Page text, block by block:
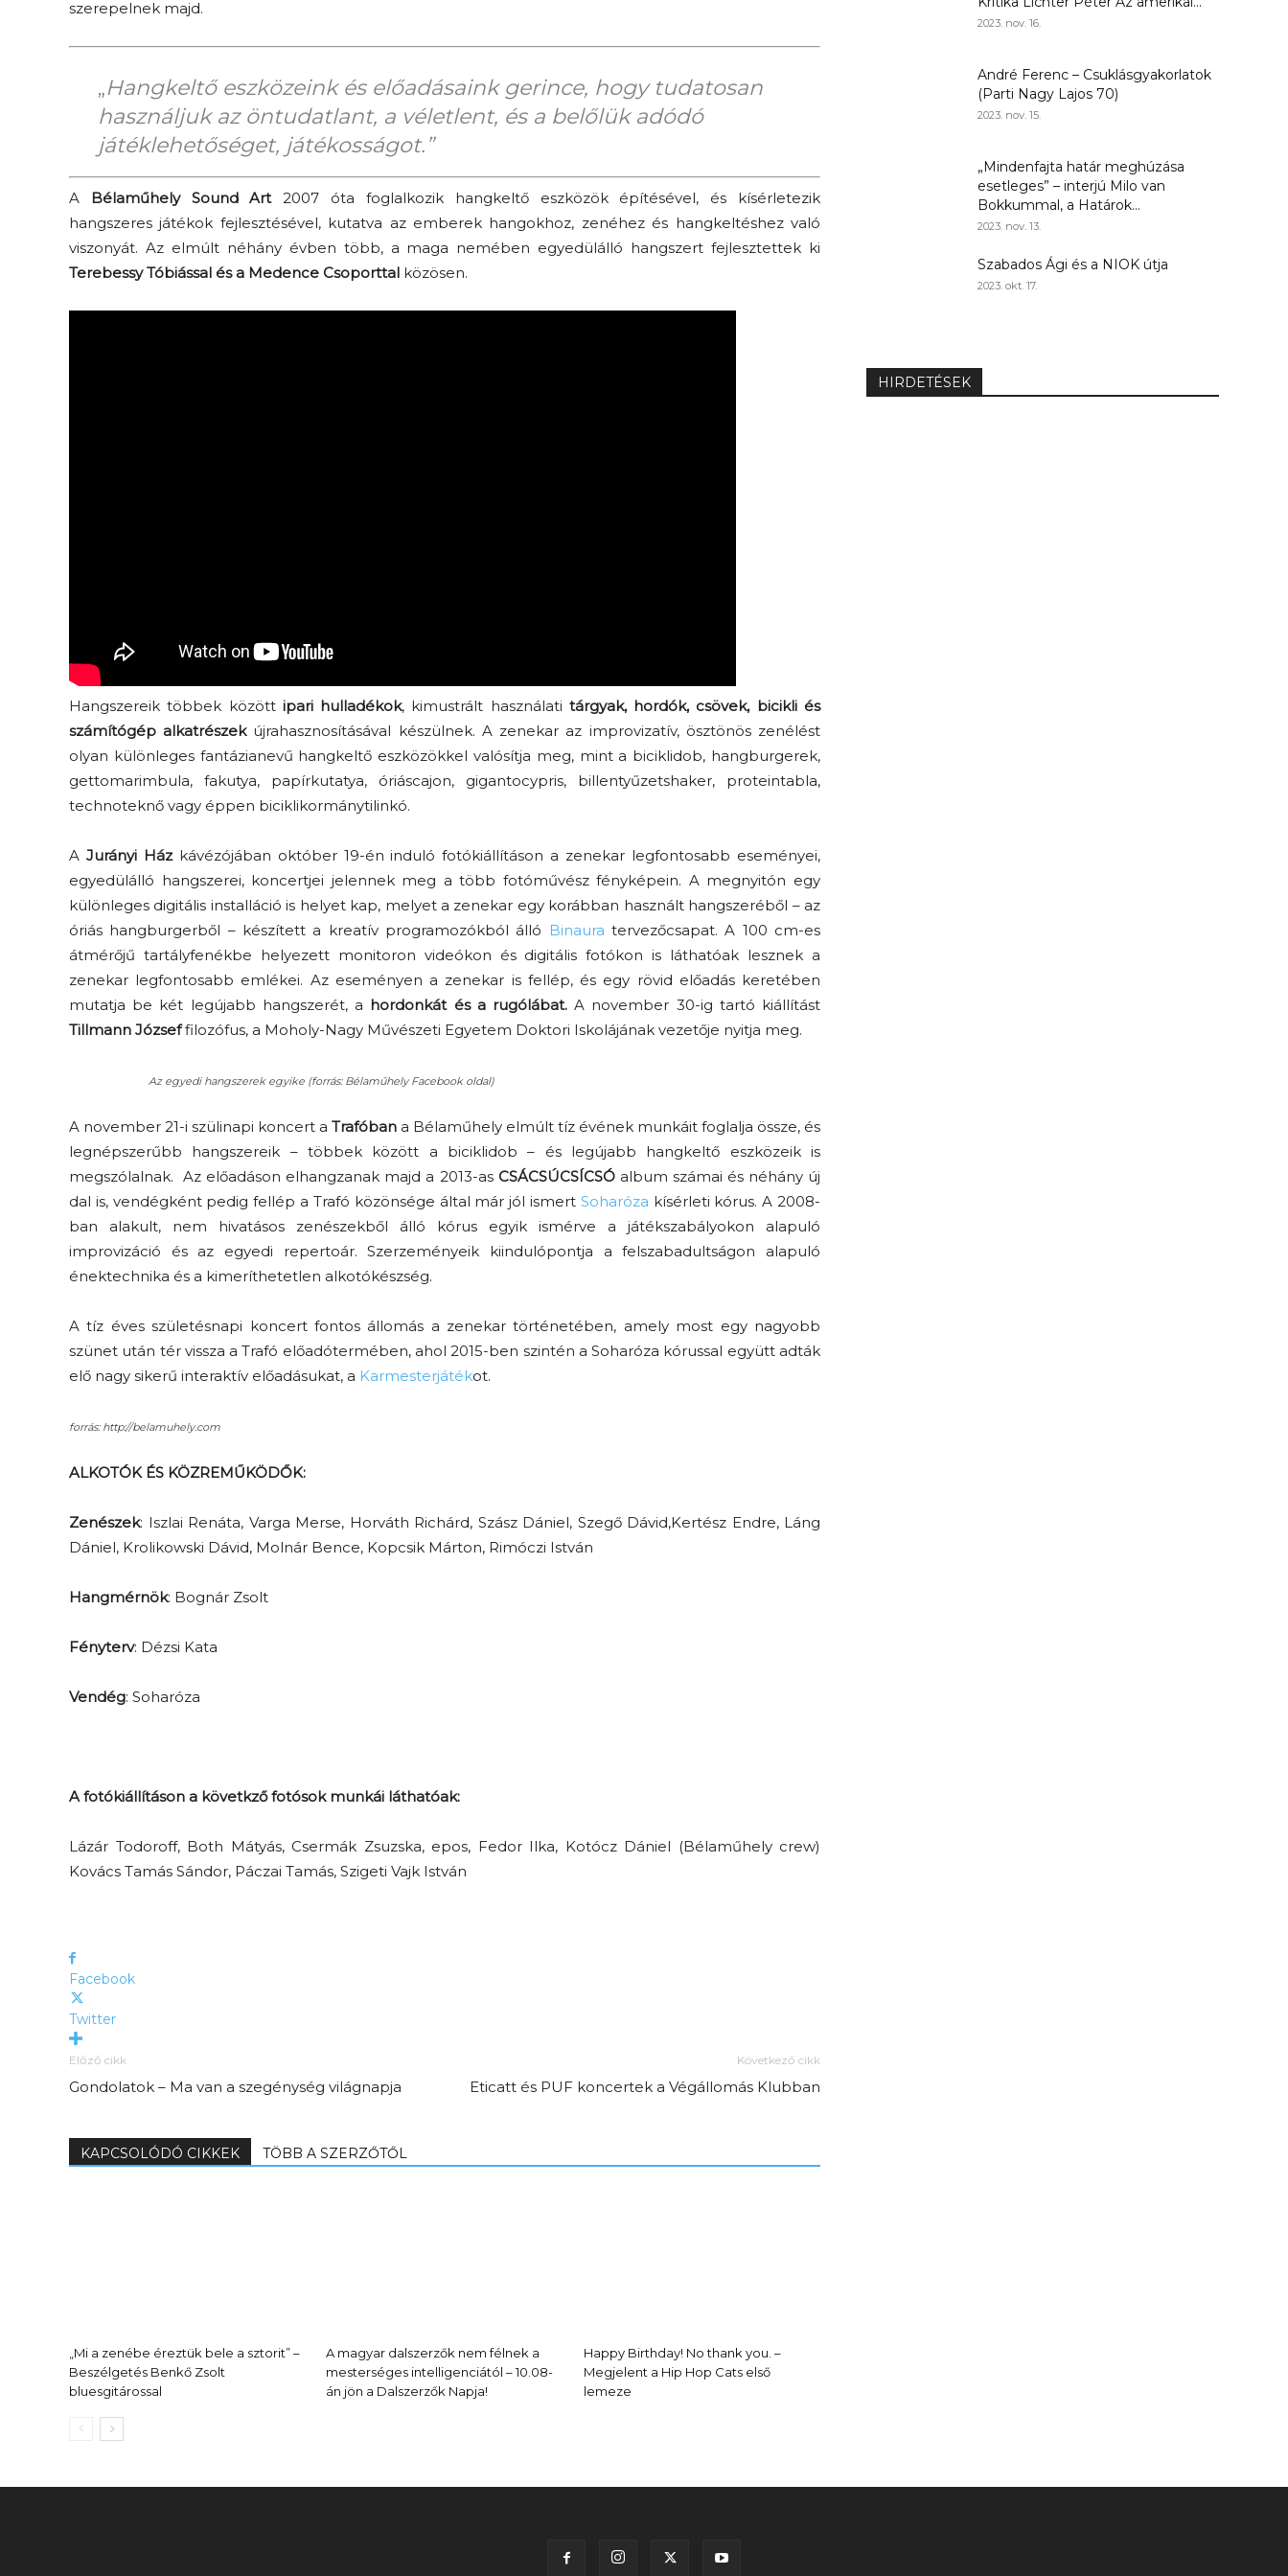
szerepelnek majd.
„Hangkeltő eszközeink és előadásaink gerince, hogy tudatosan
használjuk az öntudatlant, a véletlent, és a belőlük adódó
játéklehetőséget, játékosságot.”
A Bélaműhely Sound Art2007 óta foglalkozik hangkeltő eszközök építésével, és kísérletezik
hangszeres játékok fejlesztésével, kutatva az emberek hangokhoz, zenéhez és hangkeltéshez való
viszonyát. Az elmúlt néhány évben több, a maga nemében egyedülálló hangszert fejlesztettek ki
Terebessy Tóbiással és a Medence Csoporttal közösen.
Hangszereik többek között ipari hulladékok, kimustrált használati tárgyak, hordók, csövek, bicikli és
számítógép alkatrészekújrahasznosításával készülnek. A zenekar az improvizatív, ösztönös zenélést
olyan különleges fantázianevű hangkeltő eszközökkel valósítja meg, mint a biciklidob, hangburgerek,
gettomarimbula, fakutya, papírkutatya, óriáscajon, gigantocypris, billentyűzetshaker, proteintabla,
technoteknő vagy éppen biciklikormánytilinkó.
A Jurányi Házkávézójában október 19-én induló fotókiállításon a zenekar legfontosabb eseményei,
egyedülálló hangszerei, koncertjei jelennek meg a több fotóművész fényképein. A megnyitón egy
különleges digitális installáció is helyet kap, melyet a zenekar egy korábban használt hangszeréből – az
óriás hangburgerből – készített a kreatív programozókból álló Binaura tervezőcsapat. A 100 cm-es
átmérőjű tartályfenékbe helyezett monitoron videókon és digitális fotókon is láthatóak lesznek a
zenekar legfontosabb emlékei. Az eseményen a zenekar is fellép, és egy rövid előadás keretében
mutatja be két legújabb hangszerét, a hordonkát és a rugólábat.A november 30-ig tartó kiállítást
Tillmann Józseffilozófus, a Moholy-Nagy Művészeti Egyetem Doktori Iskolájának vezetője nyitja meg.
Az egyedi hangszerek egyike (forrás: Bélaműhely Facebook oldal)
A november 21-i szülinapi koncert a Trafóban a Bélaműhely elmúlt tíz évének munkáit foglalja össze, és
legnépszerűbb hangszereik – többek között a biciklidob – és legújabb hangkeltő eszközeik is
megszólalnak. Az előadáson elhangzanak majd a 2013-as CSÁCSÚCSÍCSÓalbum számai és néhány új
dal is, vendégként pedig fellép a Trafó közönsége által már jól ismert Soharóza kísérleti kórus. A 2008-
ban alakult, nem hivatásos zenészekből álló kórus egyik ismérve a játékszabályokon alapuló
improvizáció és az egyedi repertoár. Szerzeményeik kiindulópontja a felszabadultságon alapuló
énektechnika és a kimeríthetetlen alkotókészség.
A tíz éves születésnapi koncert fontos állomás a zenekar történetében, amely most egy nagyobb
szünet után tér vissza a Trafó előadótermében, ahol 2015-ben szintén a Soharóza kórussal együtt adták
elő nagy sikerű interaktív előadásukat, a Karmesterjátékot.
forrás: http://belamuhely.com
ALKOTÓK ÉS KÖZREMŰKÖDŐK:
Zenészek: Iszlai Renáta, Varga Merse, Horváth Richárd, Szász Dániel, Szegő Dávid,Kertész Endre, Láng
Dániel, Krolikowski Dávid, Molnár Bence, Kopcsik Márton, Rimóczi István
Hangmérnök: Bognár Zsolt
Fényterv: Dézsi Kata
Vendég: Soharóza
A fotókiállításon a követkző fotósok munkái láthatóak:
Lázár Todoroff, Both Mátyás, Csermák Zsuzska, epos, Fedor Ilka, Kotócz Dániel (Bélaműhely crew)
Kovács Tamás Sándor, Páczai Tamás, Szigeti Vajk István
Facebook
Twitter
Előző cikk
Gondolatok – Ma van a szegénység világnapja
Következő cikk
Eticatt és PUF koncertek a Végállomás Klubban
KAPCSOLÓDÓ CIKKEK TÖBB A SZERZŐTŐL
„Mi a zenébe éreztük bele a sztorit” –
Beszélgetés Benkő Zsolt
bluesgitárossal
A magyar dalszerzők nem félnek a
mesterséges intelligenciától – 10.08-
án jön a Dalszerzők Napja!
Happy Birthday! No thank you. –
Megjelent a Hip Hop Cats első
lemeze
2023. nov. 16.
André Ferenc – Csuklásgyakorlatok
(Parti Nagy Lajos 70)
2023. nov. 15.
„Mindenfajta határ meghúzása
esetleges” – interjú Milo van
Bokkummal, a Határok...
2023. nov. 13.
Szabados Ági és a NIOK útja
2023. okt. 17.
HIRDETÉSEK